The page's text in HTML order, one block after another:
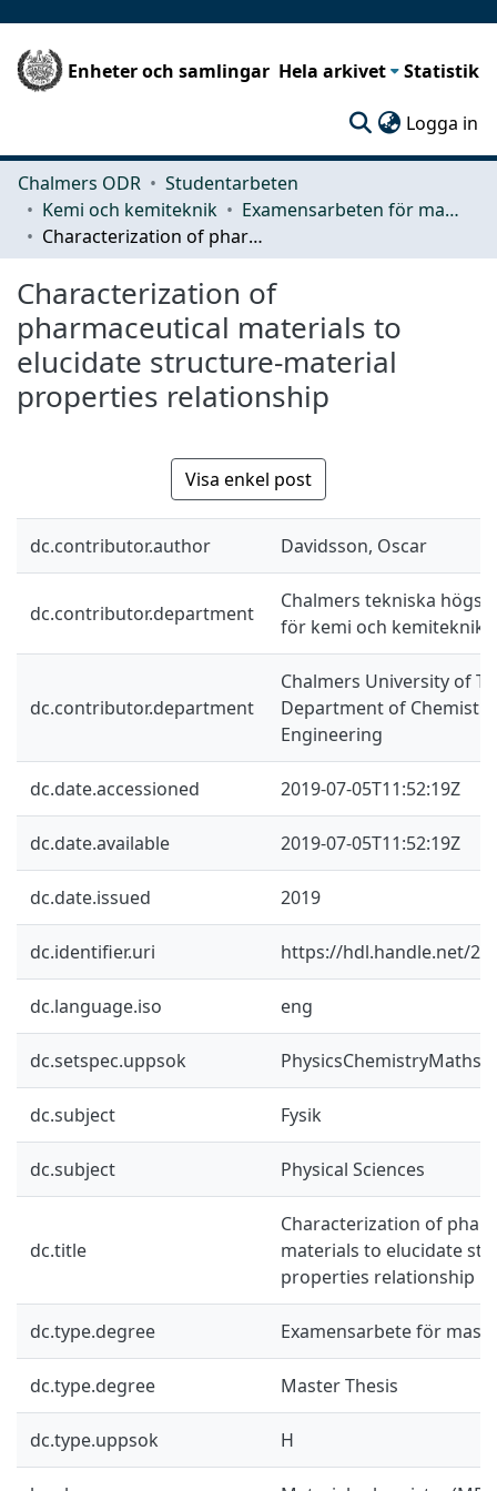
Enheter och samlingar Hela arkivet Statistik
Logga in
Chalmers ODR
Studentarbeten
Kemi och kemiteknik
Examensarbeten för masterexamen
Characterization of pharmaceutical materials to elucidate structure-material properties relationship
Characterization of
pharmaceutical materials to
elucidate structure-material
properties relationship
Visa enkel post
dc.contributor.author Davidsson, Oscar
dc.contributor.department
Chalmers tekniska
för kemi och kemiteknik
dc.contributor.department
Chalmers University of
Department of
Engineering
dc.date.accessioned 2019-07-05T11:52:19Z
dc.date.available 2019-07-05T11:52:19Z
dc.date.issued 2019
dc.identifier.uri https://hdl.handle.net/
dc.language.iso eng
dc.setspec.uppsok PhysicsChemistryMaths
dc.subject Fysik
dc.subject Physical Sciences
dc.title
Characterization of
materials to elucidate
properties relationship
dc.type.degree Examensarbete för
dc.type.degree Master Thesis
dc.type.uppsok H